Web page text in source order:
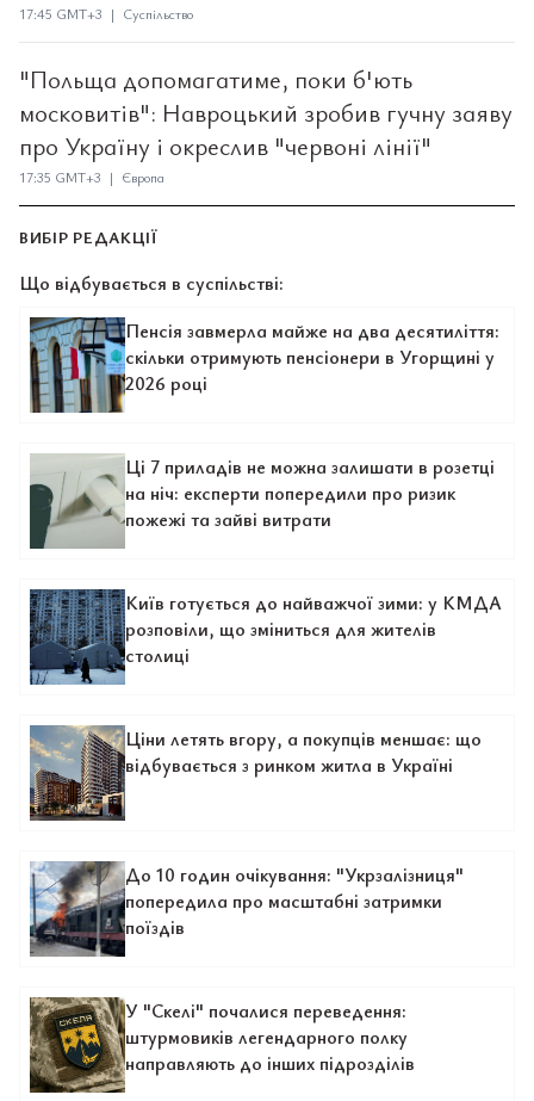
17:45 GMT+3 | Суспільство
"Польща допомагатиме, поки б'ють
московитів": Навроцький зробив гучну заяву
про Україну і окреслив "червоні лінії"
17:35 GMT+3 | Європа
ВИБІР РЕДАКЦІЇ
Що відбувається в суспільстві:
Пенсія завмерла майже на два десятиліття:
скільки отримують пенсіонери в Угорщині у
2026 році
Ці 7 приладів не можна залишати в розетці
на ніч: експерти попередили про ризик
пожежі та зайві витрати
Київ готується до найважчої зими: у КМДА
розповіли, що зміниться для жителів
столиці
Ціни летять вгору, а покупців меншає: що
відбувається з ринком житла в Україні
До 10 годин очікування: "Укрзалізниця"
попередила про масштабні затримки
поїздів
У "Скелі" почалися переведення:
штурмовиків легендарного полку
направляють до інших підрозділів